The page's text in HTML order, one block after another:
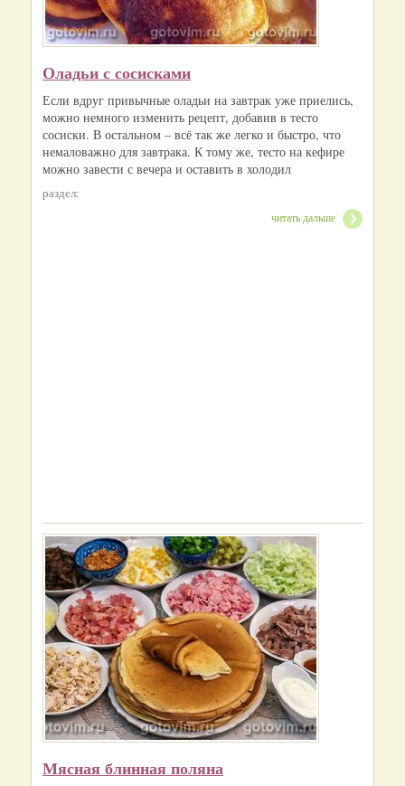
Оладьи с сосисками
Если вдруг привычные оладьи на завтрак уже приелись,
можно немного изменить рецепт, добавив в тесто
сосиски. В остальном – всё так же легко и быстро, что
немаловажно для завтрака. К тому же, тесто на кефире
можно завести с вечера и оставить в холодил
раздел:
читать дальше
Мясная блинная поляна